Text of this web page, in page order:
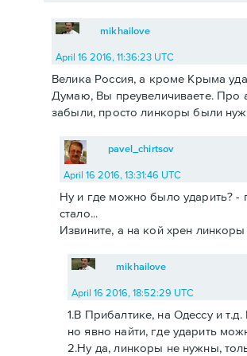
mikhailove
April 16 2016, 11:36:23 UTC
Велика Россия, а кроме Крыма
Думаю, Вы преувеличиваете. Про
забыли, просто линкоры были
pavel_chirtsov
April 16 2016, 13:31:46 UTC
Ну и где можно было ударить? -
стало...
Извините, а на кой хрен линкоры
mikhailove
April 16 2016, 18:52:29 UTC
1.В Прибалтике, на Одессу и т.д.
но явно найти, где ударить
2.Ну да, линкоры не нужны,